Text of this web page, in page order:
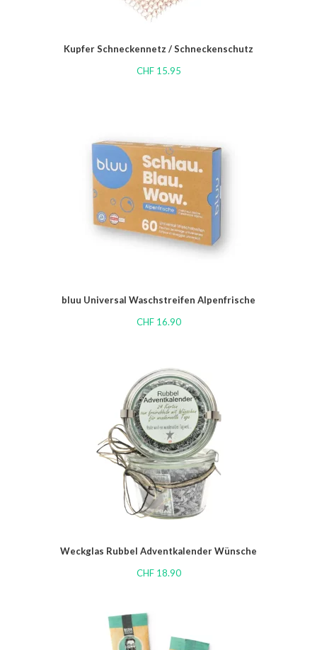
Kupfer Schneckennetz / Schneckenschutz
CHF15.95
bluu Universal Waschstreifen Alpenfrische
CHF16.90
Weckglas Rubbel Adventkalender Wünsche
CHF18.90